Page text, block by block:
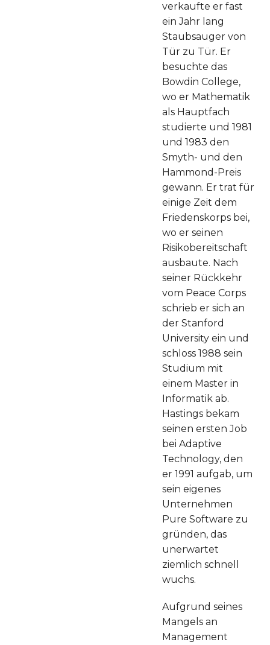
verkaufte er fast
ein Jahr lang
Staubsauger von
Tür zu Tür. Er
besuchte das
Bowdin College,
wo er Mathematik
als Hauptfach
studierte und 1981
und 1983 den
Smyth- und den
Hammond-Preis
gewann. Er trat für
einige Zeit dem
Friedenskorps bei,
wo er seinen
Risikobereitschaft
ausbaute. Nach
seiner Rückkehr
vom Peace Corps
schrieb er sich an
der Stanford
University ein und
schloss 1988 sein
Studium mit
einem Master in
Informatik ab.
Hastings bekam
seinen ersten Job
bei Adaptive
Technology, den
er 1991 aufgab, um
sein eigenes
Unternehmen
Pure Software zu
gründen, das
unerwartet
ziemlich schnell
wuchs.
Aufgrund seines
Mangels an
Management